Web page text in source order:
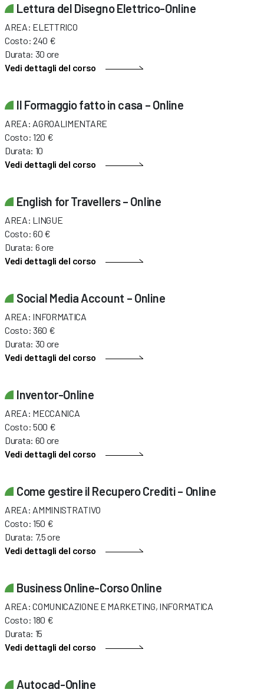
Lettura del Disegno Elettrico-Online
AREA: ELETTRICO
Costo: 240 €
Durata: 30 ore
Vedi dettagli del corso
Il Formaggio fatto in casa – Online
AREA: AGROALIMENTARE
Costo: 120 €
Durata: 10
Vedi dettagli del corso
English for Travellers – Online
AREA: LINGUE
Costo: 60 €
Durata: 6 ore
Vedi dettagli del corso
Social Media Account – Online
AREA: INFORMATICA
Costo: 360 €
Durata: 30 ore
Vedi dettagli del corso
Inventor-Online
AREA: MECCANICA
Costo: 500 €
Durata: 60 ore
Vedi dettagli del corso
Come gestire il Recupero Crediti – Online
AREA: AMMINISTRATIVO
Costo: 150 €
Durata: 7,5 ore
Vedi dettagli del corso
Business Online-Corso Online
AREA: COMUNICAZIONE E MARKETING, INFORMATICA
Costo: 180 €
Durata: 15
Vedi dettagli del corso
Autocad-Online